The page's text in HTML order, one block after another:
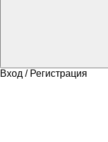
Вход / Регистрация